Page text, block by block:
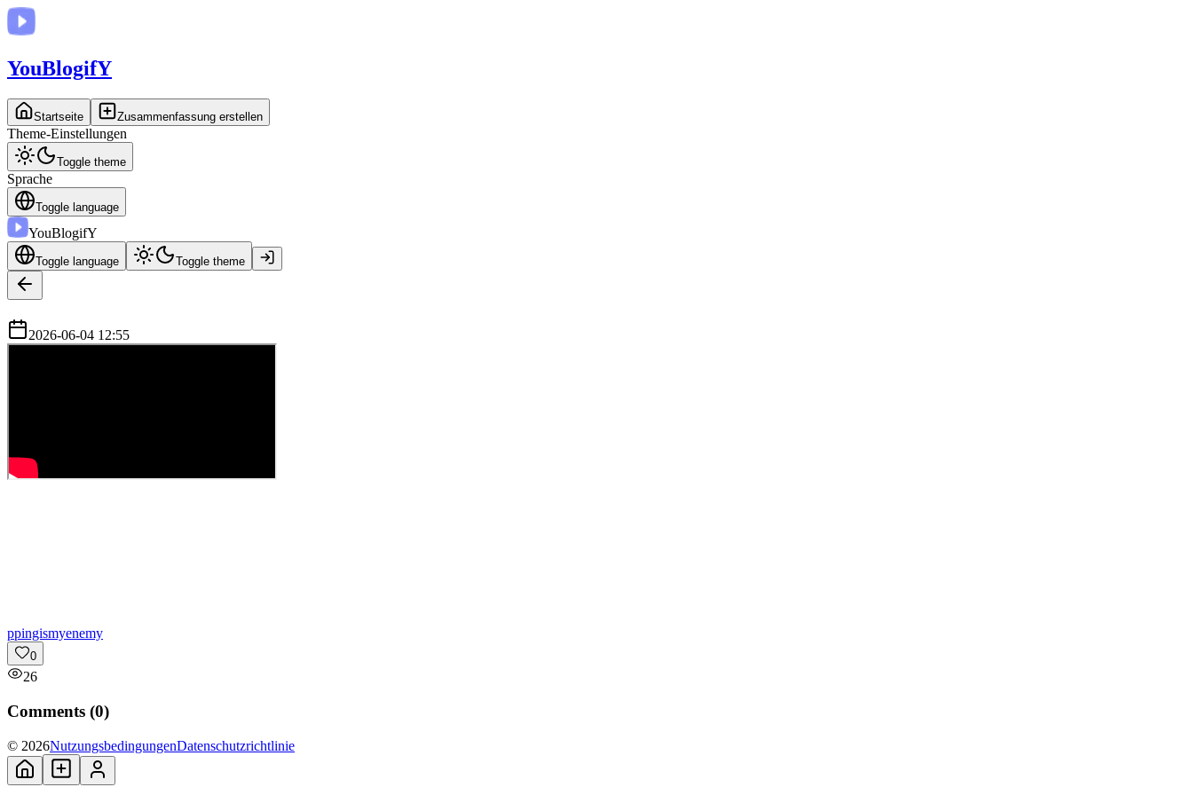
YouBlogifY
Startseite Zusammenfassung erstellen
Theme-Einstellungen
Toggle theme
Sprache
Toggle language
YouBlogifY
Toggle language Toggle theme
2026-06-04 12:55
ppingismyenemy
0
26
Comments (0)
© 2026NutzungsbedingungenDatenschutzrichtlinie